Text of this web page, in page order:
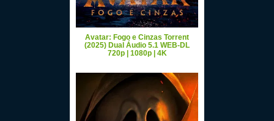
Avatar: Fogo e Cinzas Torrent
(2025) Dual Áudio 5.1 WEB-DL
720p | 1080p | 4K